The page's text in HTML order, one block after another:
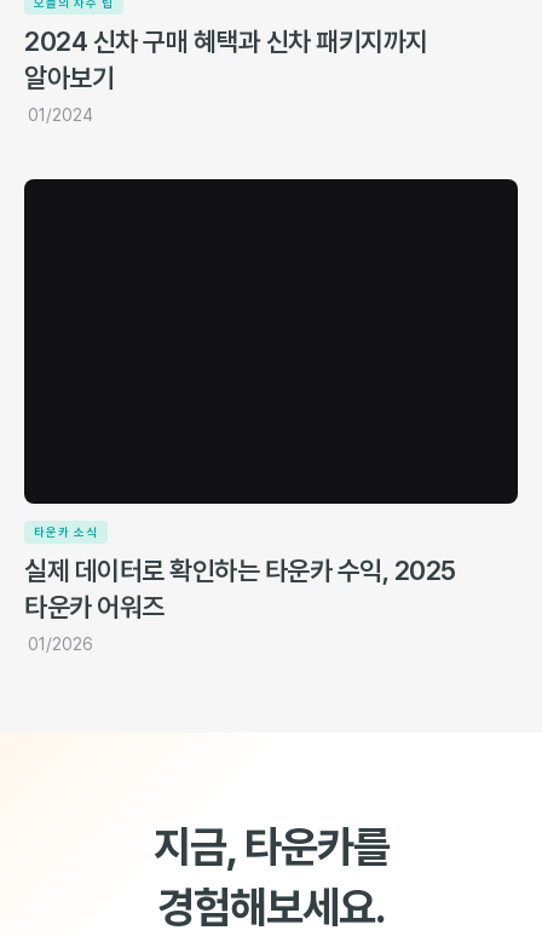
2024 신차 구매 혜택과 신차 패키지까지
알아보기
01/2024
타운카 소식
실제 데이터로 확인하는 타운카 수익, 2025
타운카 어워즈
01/2026
지금, 타운카를
경험해보세요.